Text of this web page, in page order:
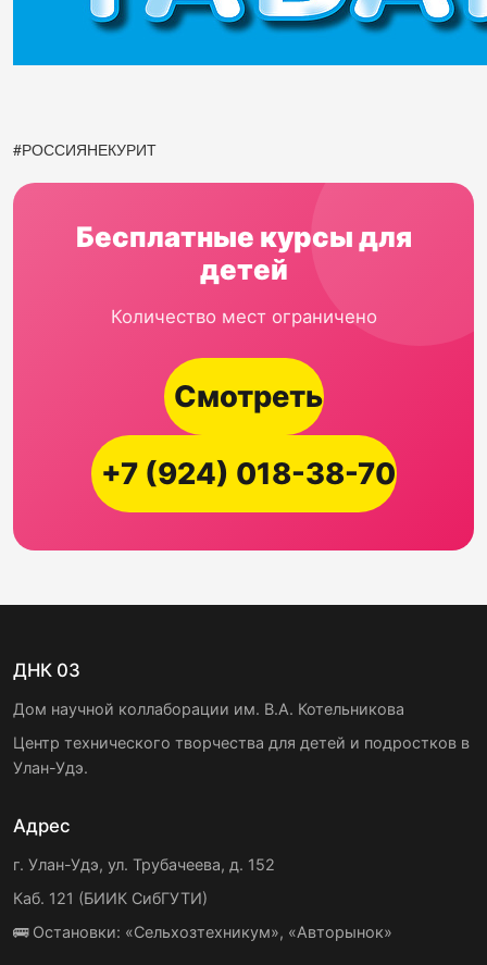
#РОССИЯНЕКУРИТ
Бесплатные курсы для
детей
Количество мест ограничено
Смотреть
+7 (924) 018-38-70
ДНК 03
Дом научной коллаборации им. В.А. Котельникова
Центр технического творчества для детей и подростков в
Улан-Удэ.
Адрес
г. Улан-Удэ, ул. Трубачеева, д. 152
Каб. 121 (БИИК СибГУТИ)
🚌 Остановки: «Сельхозтехникум», «Авторынок»